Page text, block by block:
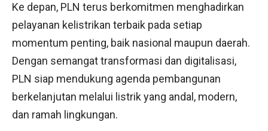
Ke depan, PLN terus berkomitmen menghadirkan
pelayanan kelistrikan terbaik pada setiap
momentum penting, baik nasional maupun daerah.
Dengan semangat transformasi dan digitalisasi,
PLN siap mendukung agenda pembangunan
berkelanjutan melalui listrik yang andal, modern,
dan ramah lingkungan.